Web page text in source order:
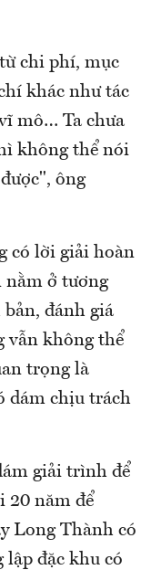
chi phí, mục
khác như tác
mô… Ta chưa
không thể nói
ông
có lời giải hoàn
nằm ở tương
đánh giá
vẫn không thể
trọng là
dám chịu trách
giải trình để
20 năm để
Long Thành có
lập đặc khu có